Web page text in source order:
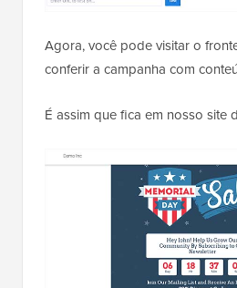
Agora, você pode visitar o
conferir a campanha com
É assim que fica em nosso site